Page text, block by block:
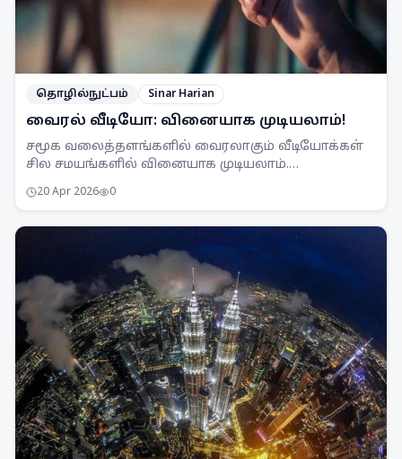
தொழில்நுட்பம் Sinar Harian
வைரல் வீடியோ: வினையாக முடியலாம்!
சமூக வலைத்தளங்களில் வைரலாகும் வீடியோக்கள்
சில சமயங்களில் வினையாக முடியலாம்.
தவறு.
20 Apr 2026 0